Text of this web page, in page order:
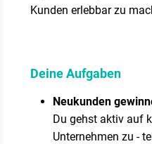
Kunden erlebbar zu
Deine Aufgaben
Neukunden
Du gehst aktiv auf
Unternehmen zu -